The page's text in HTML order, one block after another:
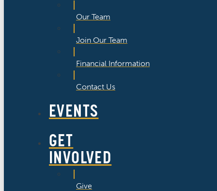
Our Team
Join Our Team
Financial Information
Contact Us
EVENTS
GET
INVOLVED
Give